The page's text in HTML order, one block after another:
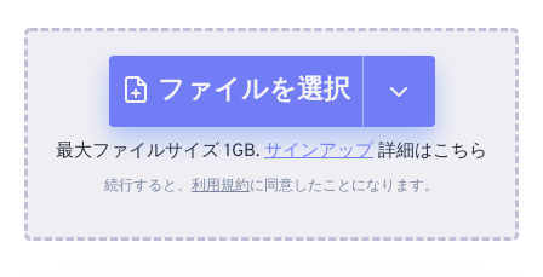
ファイルを選択
デバイスから
最大ファイルサイズ 1GB. サインアップ詳細はこちら
続行すると、 利用規約に同意したことになります。